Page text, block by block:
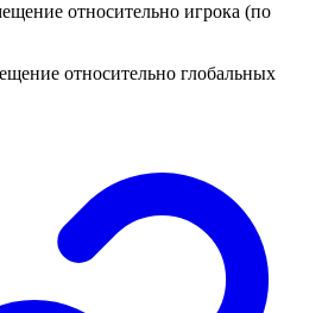
относительно игрока (по
относительно глобальных